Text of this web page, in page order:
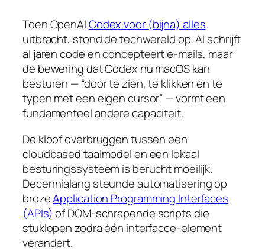
Toen OpenAICodex voor (bijna) alles
uitbracht, stond de techwereld op. AI schrijft
al jaren code en concepteert e-mails, maar
de bewering dat Codex nu macOS kan
besturen — “door te zien, te klikken en te
typen met een eigen cursor” — vormt een
fundamenteel andere capaciteit.
De kloof overbruggen tussen een
cloudbased taalmodel en een lokaal
besturingssysteem is berucht moeilijk.
Decennialang steunde automatisering op
brozeApplication Programming Interfaces
(APIs)of DOM-schrapende scripts die
stuklopen zodra één interfacce-element
verandert.